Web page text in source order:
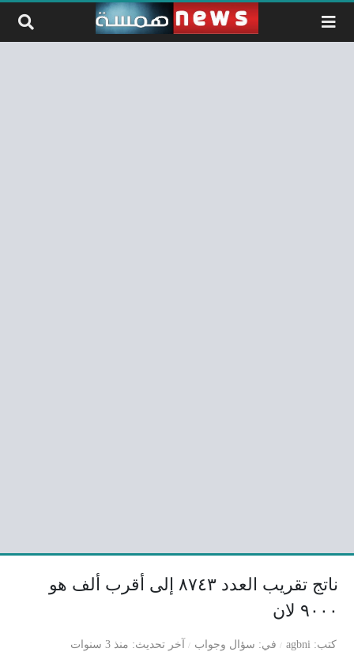
التخطي إلى المحتوى
ناتج تقريب العدد ٨٧٤٣ إلى أقرب ألف هو
۹۰۰۰ لان
كتب agbni في سؤال وجواب آخر تحديث منذ 3 سنوات